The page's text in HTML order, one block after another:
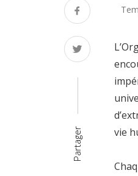
Partager
vie